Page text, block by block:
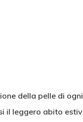
della pelle di
il leggero abito